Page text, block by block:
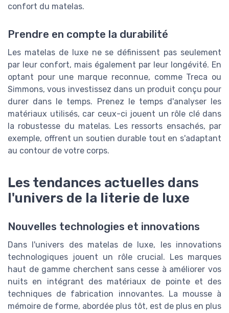
confort du matelas.
Prendre en compte la durabilité
Les matelas de luxe ne se définissent pas seulement
par leur confort, mais également par leur longévité. En
optant pour une marque reconnue, comme Treca ou
Simmons, vous investissez dans un produit conçu pour
durer dans le temps. Prenez le temps d'analyser les
matériaux utilisés, car ceux-ci jouent un rôle clé dans
la robustesse du matelas. Les ressorts ensachés, par
exemple, offrent un soutien durable tout en s'adaptant
au contour de votre corps.
Les tendances actuelles dans
l'univers de la literie de luxe
Nouvelles technologies et innovations
Dans l'univers des matelas de luxe, les innovations
technologiques jouent un rôle crucial. Les marques
haut de gamme cherchent sans cesse à améliorer vos
nuits en intégrant des matériaux de pointe et des
techniques de fabrication innovantes. La mousse à
mémoire de forme, abordée plus tôt, est de plus en plus